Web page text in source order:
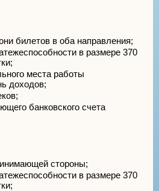
билетов в оба направления;
в размере 370
места работы
доходов;
банковского счета
стороны;
в размере 370